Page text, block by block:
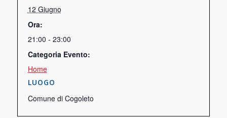
12 Giugno
Ora:
21:00 - 23:00
Categoria Evento:
Home
LUOGO
Comune di Cogoleto